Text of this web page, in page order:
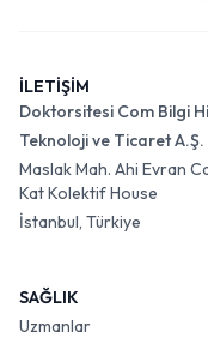
İLETİŞİM
Doktorsitesi Com Bilgi
Teknoloji ve Ticaret A.Ş.
Maslak Mah. Ahi Evran
Kat Kolektif House
İstanbul, Türkiye
SAĞLIK
Uzmanlar